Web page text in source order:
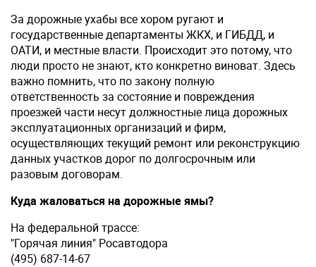
За дорожные ухабы все хором ругают и
государственные департаменты ЖКХ, и ГИБДД, и
ОАТИ, и местные власти. Происходит это потому, что
люди просто не знают, кто конкретно виноват. Здесь
важно помнить, что по закону полную
ответственность за состояние и повреждения
проезжей части несут должностные лица дорожных
эксплуатационных организаций и фирм,
осуществляющих текущий ремонт или реконструкцию
данных участков дорог по долгосрочным или
разовым договорам.
Куда жаловаться на дорожные ямы?
На федеральной трассе:
"Горячая линия" Росавтодора
(495) 687-14-67